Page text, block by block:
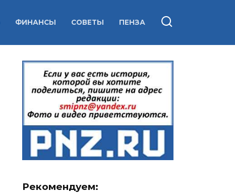
ФИНАНСЫ СОВЕТЫ ПЕНЗА
Рекомендуем: